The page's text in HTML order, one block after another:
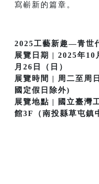
寫嶄新的篇章。
2025工藝新趣—青世
展覽日期 | 2025年10
月26日（日）
展覽時間 | 周二至周
國定假日除外)
展覽地點 | 國立臺灣
館3F（南投縣草屯鎮